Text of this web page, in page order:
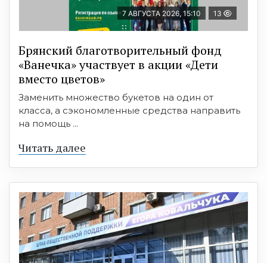
7 АВГУСТА 2026, 15:10 13
Брянский благотворительный фонд
«Ванечка» участвует в акции «Дети
вместо цветов»
Заменить множество букетов на один от
класса, а сэкономленные средства направить
на помощь ...
Читать далее